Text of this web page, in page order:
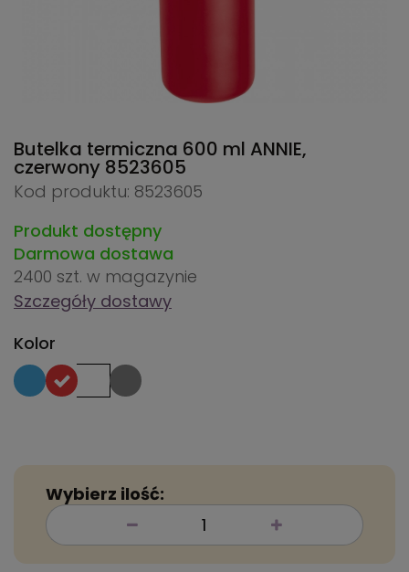
Butelka termiczna 600 ml ANNIE,
czerwony 8523605
Kod produktu: 8523605
Produkt dostępny
Darmowa dostawa
2400 szt. w magazynie
Szczegóły dostawy
Kolor
Wybierz ilość: